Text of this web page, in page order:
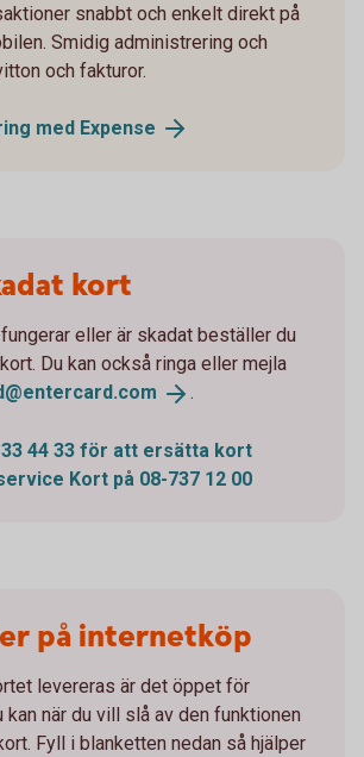
snabbt och enkelt direkt på
Smidig administrering och
och fakturor.
med Expense
kort
eller är skadat beställer du
Du kan också ringa eller mejla
com .
33 44 33 för att ersätta kort
Kort på 08-737 12 00
på internetköp
levereras är det öppet för
kan när du vill slå av den funktionen
Fyll i blanketten nedan så hjälper